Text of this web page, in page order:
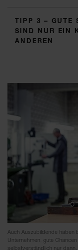
TIPP 3 – GUTE
SIND NUR EIN
ANDEREN
Auch Auszubildende haben
Unternehmen, gute
selbstverständlich nur